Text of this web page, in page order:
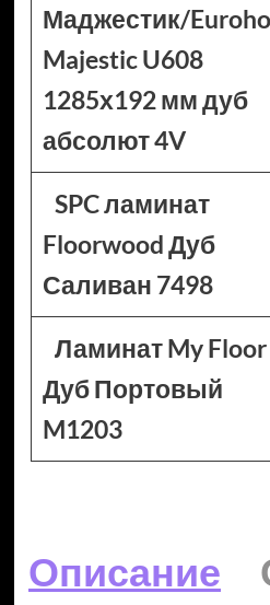
Маджестик/
Majestic U608
1285х192 мм дуб
абсолют 4V
SPC ламинат
Floorwood Дуб
Саливан 7498
Ламинат My Floor
Дуб Портовый
M1203
Описание